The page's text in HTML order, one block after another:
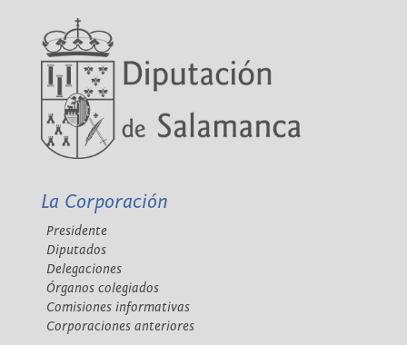
La Corporación
Presidente
Diputados
Delegaciones
Órganos colegiados
Comisiones informativas
Corporaciones anteriores